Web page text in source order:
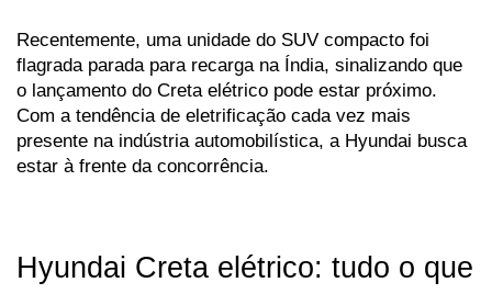
Recentemente, uma unidade do SUV compacto foi
flagrada parada para recarga na Índia, sinalizando que
o lançamento do Creta elétrico pode estar próximo.
Com a tendência de eletrificação cada vez mais
presente na indústria automobilística, a Hyundai busca
estar à frente da concorrência.
Hyundai Creta elétrico: tudo o que